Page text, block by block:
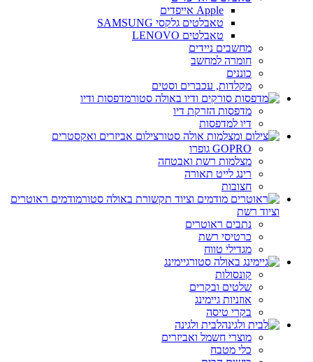
Apple אייפדים
טאבלטים גלקסי SAMSUNG
טאבלטים LENOVO
מחשבים ניידים
חומרה למחשב
כוננים
מקלדות, עכברים וסטים
מדפסות ודיו
מדפסות הזרקת דיו
דיו למדפסות
צילום אביזרים ואקסטרים
GOPRO גופרו
מצלמות רשת ואבטחה
רינג לייט תאורה
חצובות
מודמים ראוטרים
וציוד רשת
נתבים ראוטרים
כרטיסי רשת
מגדילי טווח
גיימינג
קונסולות
שלטים ובקרים
אוזניות גיימינג
בקרי טיסה
לבית ולגינה
מוצרי חשמל ואביזרים
כלי מטבח